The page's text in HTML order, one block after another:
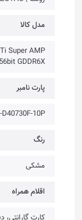
مدل کالا
Super AMP
GDDR6X
پارت نامبر
10P
رنگ
مشکی
اقلام همراه